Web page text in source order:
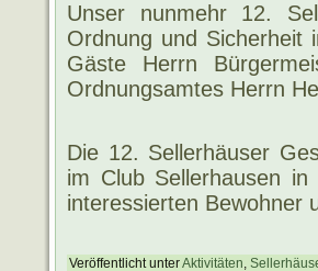
Unser nunmehr 12.
Ordnung und Sicherheit
Gäste Herrn
Ordnungsamtes Herrn
Die 12. Sellerhäuser
im Club Sellerhausen
interessierten Bewohner
Veröffentlicht unterAktivitäten,